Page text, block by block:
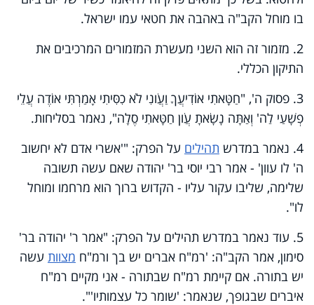
בו מוחל הקב"ה באהבה את חטאי עמו ישראל.
2. מזמור זה הוא השני מעשרת המזמורים המרכיבים את
התיקון הכללי.
3. פסוק ה', "חַטָּאתִי אוֹדִיעֲךָ וַעֲו‍ֹנִי לֹא כִסִּיתִי אָמַרְתִּי אוֹדֶה עֲלֵי
פְשָׁעַי לַה' וְאַתָּה נָשָׂאתָ עֲו‍ֹן חַטָּאתִי סֶלָה", נאמר בסליחות.
4. נאמר במדרש
תהילים על הפרק: "'אשרי אדם לא יחשוב
ה' לו עוון' - אמר רבי יוסי בר' יהודה שאם עשה תשובה
שלימה, שליבו עקור עליו - הקדוש ברוך הוא מרחמו ומוחל
לו".
5. עוד נאמר במדרש תהילים על הפרק: "אמר ר' יהודה בר'
סימון, אמר הקב"ה: 'רמ"ח אברים יש בך ורמ"ח מצוות עשה
יש בתורה. אם קיימת רמ"ח שבתורה - אני מקיים רמ"ח
איברים שבגופך, שנאמר: 'שומר כל עצמותיו'".